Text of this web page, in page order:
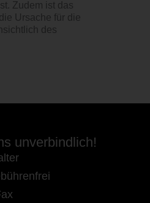
Zudem ist das
Ursache für die
des
unverbindlich!